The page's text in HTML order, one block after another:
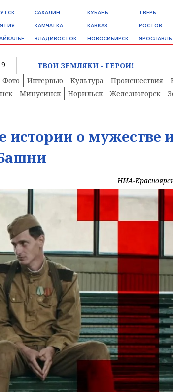
САХАЛИН
КАМЧАТКА
ВЛАДИВОСТОК
КУБАНЬ
КАВКАЗ
НОВОСИБИРСК
ТВЕРЬ
РОСТОВ
ЯРОСЛАВЛЬ
ТВОИ ЗЕМЛЯКИ - ГЕРОИ!
Фото Интервью Культура Происшествия
Минусинск Норильск Железногорск
истории о мужестве
НИА-